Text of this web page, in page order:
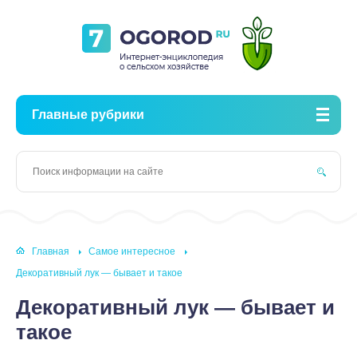
Главные рубрики
Главная
Самое интересное
Декоративный лук — бывает и такое
Декоративный лук — бывает и
такое